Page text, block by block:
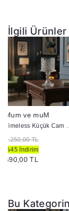
İlgili Ürünler
Mum ve muM
Timeless
1.250,00 TL
%45 İndirim
690,00 TL
Bu